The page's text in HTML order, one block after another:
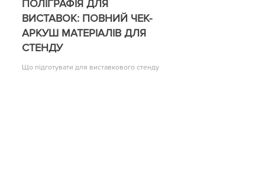
ПОЛІГРАФІЯ ДЛЯ
ВИСТАВОК: ПОВНИЙ ЧЕК-
АРКУШ МАТЕРІАЛІВ ДЛЯ
СТЕНДУ
Що підготувати для виставкового стенду